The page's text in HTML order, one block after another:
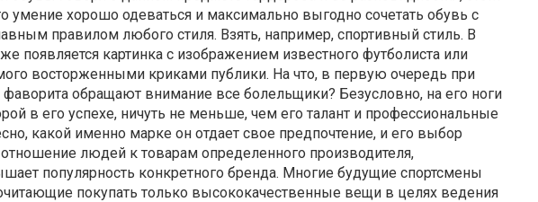
умение хорошо одеваться и максимально выгодно сочетать обувь с
правилом любого стиля. Взять, например, спортивный стиль. В
появляется картинка с изображением известного футболиста или
восторженными криками публики. На что, в первую очередь при
обращают внимание все болельщики? Безусловно, на его ноги
в его успехе, ничуть не меньше, чем его талант и профессиональные
какой именно марке он отдает свое предпочтение, и его выбор
людей к товарам определенного производителя,
популярность конкретного бренда. Многие будущие спортсмены
покупать только высококачественные вещи в целях ведения